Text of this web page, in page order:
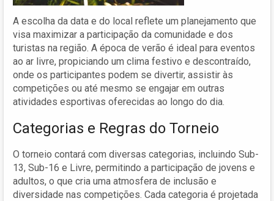
A escolha da data e do local reflete um planejamento que
visa maximizar a participação da comunidade e dos
turistas na região. A época de verão é ideal para eventos
ao ar livre, propiciando um clima festivo e descontraído,
onde os participantes podem se divertir, assistir às
competições ou até mesmo se engajar em outras
atividades esportivas oferecidas ao longo do dia.
Categorias e Regras do Torneio
O torneio contará com diversas categorias, incluindo Sub-
13, Sub-16 e Livre, permitindo a participação de jovens e
adultos, o que cria uma atmosfera de inclusão e
diversidade nas competições. Cada categoria é projetada